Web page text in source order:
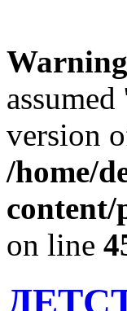
Warning
version
/home/
content/
on line